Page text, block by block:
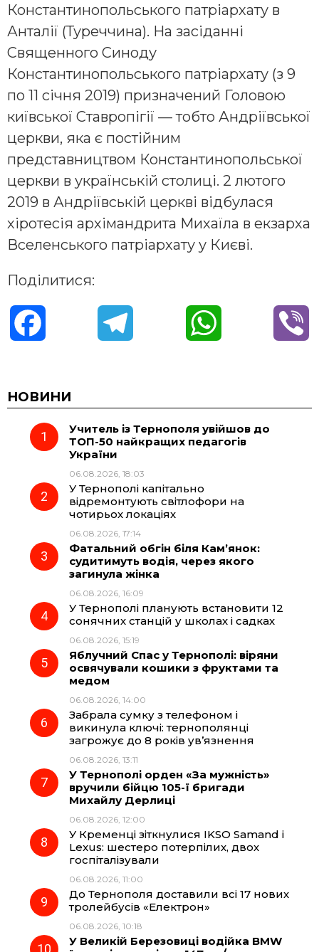
Константинопольського патріархату в
Анталії (Туреччина). На засіданні
Священного Синоду
Константинопольського патріархату (з 9
по 11 січня 2019) призначений Головою
київської Ставропігії — тобто Андріївської
церкви, яка є постійним
представництвом Константинопольської
церкви в українській столиці. 2 лютого
2019 в Андріївській церкві відбулася
хіротесія архімандрита Михаїла в екзарха
Вселенського патріархату у Києві.
Поділитися:
c
e
o
k
e
r
a
m
t
A
НОВИНИ
Учитель із Тернополя увійшов до
ТОП-50 найкращих педагогів
України
06.08.2026, 18:03
У Тернополі капітально
відремонтують світлофори на
чотирьох локаціях
06.08.2026, 17:14
Фатальний обгін біля Кам’янок:
судитимуть водія, через якого
загинула жінка
06.08.2026, 16:09
У Тернополі планують встановити 12
сонячних станцій у школах і садках
06.08.2026, 15:19
Яблучний Спас у Тернополі: віряни
освячували кошики з фруктами та
медом
06.08.2026, 14:00
Забрала сумку з телефоном і
викинула ключі: тернополянці
загрожує до 8 років ув’язнення
06.08.2026, 13:11
У Тернополі орден «За мужність»
вручили бійцю 105-ї бригади
Михайлу Дерлиці
06.08.2026, 12:00
У Кременці зіткнулися IKSO Samand і
Lexus: шестеро потерпілих, двох
госпіталізували
06.08.2026, 11:00
До Тернополя доставили всі 17 нових
тролейбусів «Електрон»
06.08.2026, 10:18
У Великій Березовиці водійка BMW